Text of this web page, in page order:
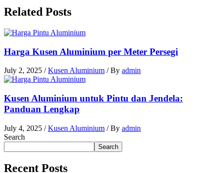
Related Posts
Harga Kusen Aluminium per Meter Persegi
July 2, 2025 /Kusen Aluminium / By admin
Kusen Aluminium untuk Pintu dan Jendela:
Panduan Lengkap
July 4, 2025 /Kusen Aluminium / By admin
Search
Search
Recent Posts